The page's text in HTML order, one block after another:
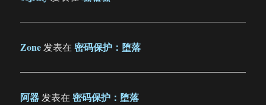
Zone发表在密码保护：堕落
阿器发表在密码保护：堕落